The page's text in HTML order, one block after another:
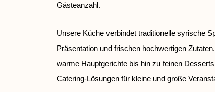
Gästeanzahl.
Unsere Küche verbindet traditionelle syrische
Präsentation und frischen hochwertigen
warme Hauptgerichte bis hin zu feinen
Catering-Lösungen für kleine und große